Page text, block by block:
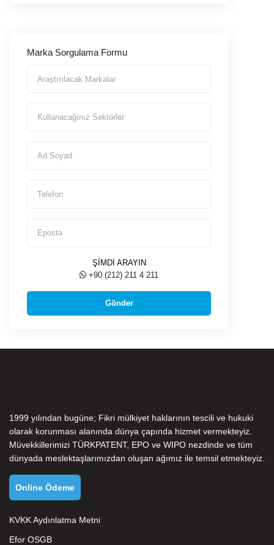
Marka Sorgulama Formu
ŞİMDİ ARAYIN
+90 (212) 211 4 211
1999 yılından bugüne; Fikri mülkiyet haklarının tescili ve hukuki
olarak korunması alanında dünya çapında hizmet vermekteyiz.
Müvekkillerimizi TÜRKPATENT, EPO ve WIPO nezdinde ve tüm
dünyada meslektaşlarımızdan oluşan ağımız ile temsil etmekteyiz.
Online Ödeme
KVKK Aydınlatma Metni
Efor OSGB